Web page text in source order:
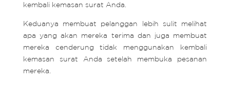
kembali kemasan surat Anda.
Keduanya membuat pelanggan lebih sulit melihat
apa yang akan mereka terima dan juga membuat
mereka cenderung tidak menggunakan kembali
kemasan surat Anda setelah membuka pesanan
mereka.